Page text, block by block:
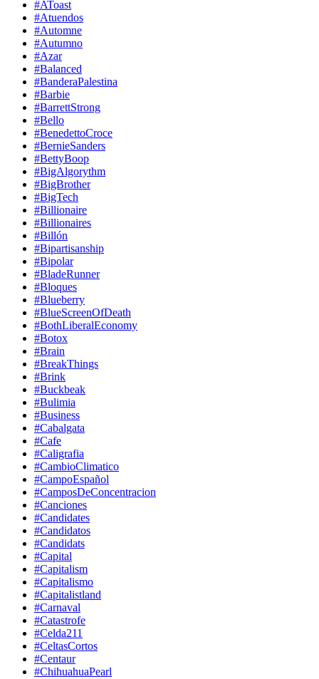
#AToast
#Atuendos
#Automne
#Autumno
#Azar
#Balanced
#BanderaPalestina
#Barbie
#BarrettStrong
#Bello
#BenedettoCroce
#BernieSanders
#BettyBoop
#BigAlgorythm
#BigBrother
#BigTech
#Billionaire
#Billionaires
#Billón
#Bipartisanship
#Bipolar
#BladeRunner
#Bloques
#Blueberry
#BlueScreenOfDeath
#BothLiberalEconomy
#Botox
#Brain
#BreakThings
#Brink
#Buckbeak
#Bulimia
#Business
#Cabalgata
#Cafe
#Caligrafia
#CambioClimatico
#CampoEspañol
#CamposDeConcentracion
#Canciones
#Candidates
#Candidatos
#Candidats
#Capital
#Capitalism
#Capitalismo
#Capitalistland
#Carnaval
#Catastrofe
#Celda211
#CeltasCortos
#Centaur
#ChihuahuaPearl